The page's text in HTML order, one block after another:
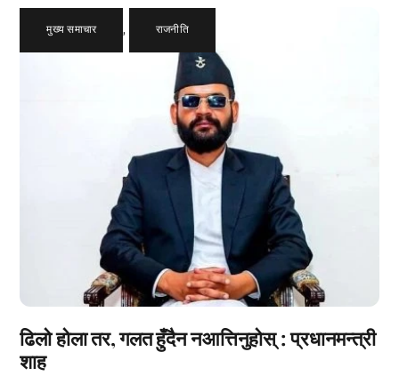
मुख्य समाचार , राजनीति
ढिलो होला तर, गलत हुँदैन नआत्तिनुहोस् : प्रधानमन्त्री
शाह